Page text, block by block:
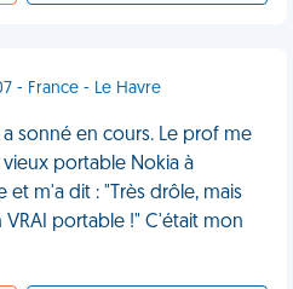
- France - Le Havre
sonné en cours. Le prof me
vieux portable Nokia à
et m'a dit : "Très drôle, mais
portable !" C'était mon